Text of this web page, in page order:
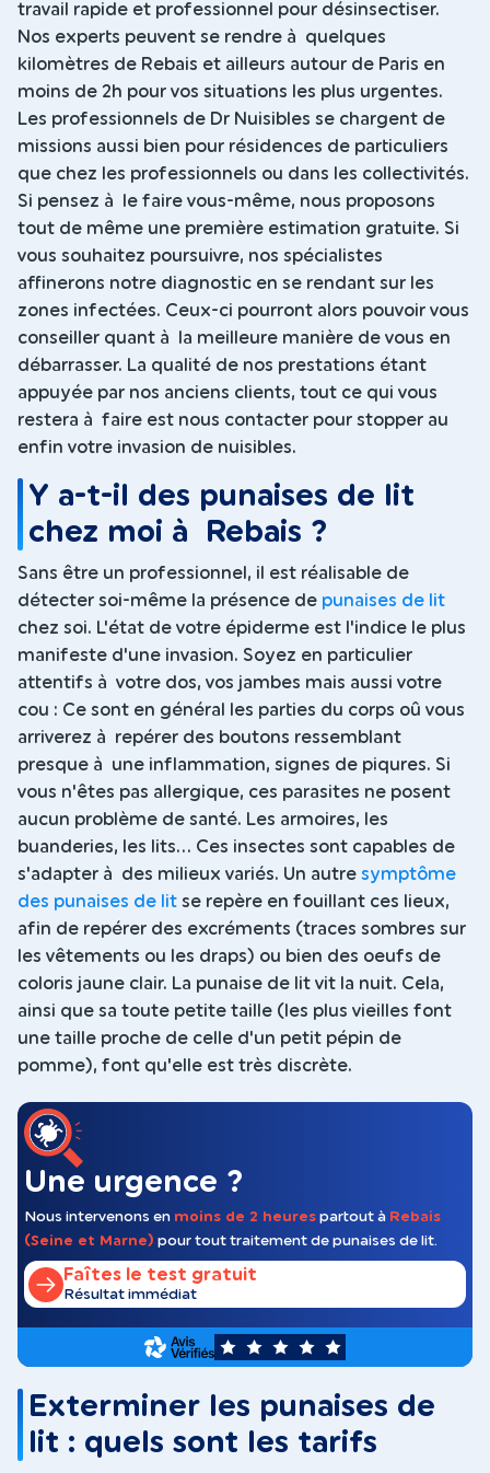
travail rapide et professionnel pour désinsectiser.
Nos experts peuvent se rendre à quelques
kilomètres de Rebais et ailleurs autour de Paris en
moins de 2h pour vos situations les plus urgentes.
Les professionnels de Dr Nuisibles se chargent de
missions aussi bien pour résidences de particuliers
que chez les professionnels ou dans les collectivités.
Si pensez à le faire vous-même, nous proposons
tout de même une première estimation gratuite. Si
vous souhaitez poursuivre, nos spécialistes
affinerons notre diagnostic en se rendant sur les
zones infectées. Ceux-ci pourront alors pouvoir vous
conseiller quant à la meilleure manière de vous en
débarrasser. La qualité de nos prestations étant
appuyée par nos anciens clients, tout ce qui vous
restera à faire est nous contacter pour stopper au
enfin votre invasion de nuisibles.
Y a-t-il des punaises de lit
chez moi à Rebais ?
Sans être un professionnel, il est réalisable de
détecter soi-même la présence de punaises de lit
chez soi. L'état de votre épiderme est l'indice le plus
manifeste d'une invasion. Soyez en particulier
attentifs à votre dos, vos jambes mais aussi votre
cou : Ce sont en général les parties du corps oû vous
arriverez à repérer des boutons ressemblant
presque à une inflammation, signes de piqures. Si
vous n'êtes pas allergique, ces parasites ne posent
aucun problème de santé. Les armoires, les
buanderies, les lits... Ces insectes sont capables de
s'adapter à des milieux variés. Un autre symptôme
des punaises de lit se repère en fouillant ces lieux,
afin de repérer des excréments (traces sombres sur
les vêtements ou les draps) ou bien des oeufs de
coloris jaune clair. La punaise de lit vit la nuit. Cela,
ainsi que sa toute petite taille (les plus vieilles font
une taille proche de celle d'un petit pépin de
pomme), font qu'elle est très discrète.
Une urgence ?
Nous intervenons en moins de 2 heures partout à Rebais
(Seine et Marne) pour tout traitement de punaises de lit.
Faîtes le test gratuit
Résultat immédiat
5
Exterminer les punaises de
lit : quels sont les tarifs